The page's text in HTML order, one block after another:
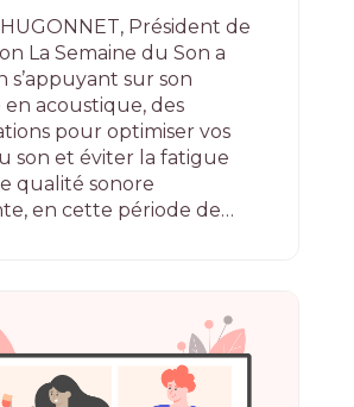
Président de
La Semaine du Son a
s’appuyant sur son
acoustique, des
pour optimiser vos
son et éviter la fatigue
qualité sonore
en cette période de…